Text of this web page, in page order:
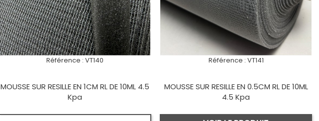
Référence : VT140
MOUSSE SUR RESILLE EN 1CM RL DE 10ML 4.5
Kpa
Référence : VT141
MOUSSE SUR RESILLE EN 0.5CM RL DE 10ML
4.5 Kpa